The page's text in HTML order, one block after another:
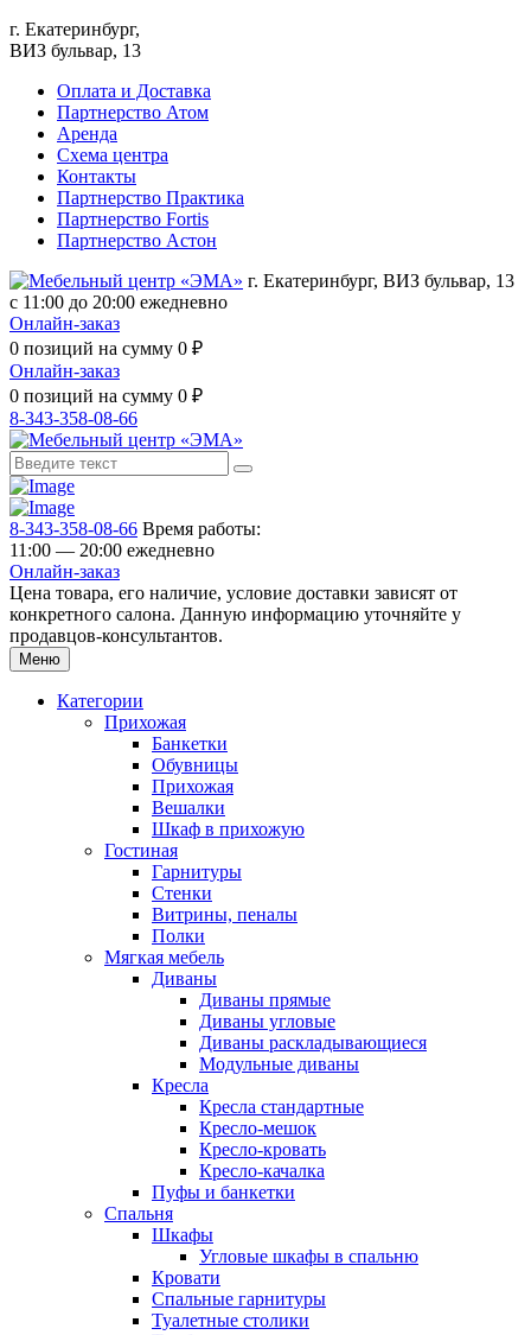
г. Екатеринбург,
ВИЗ бульвар, 13
Оплата и Доставка
Партнерство Атом
Аренда
Схема центра
Контакты
Партнерство Практика
Партнерство Fortis
Партнерство Астон
г. Екатеринбург, ВИЗ бульвар, 13
с 11:00 до 20:00 ежедневно
Онлайн-заказ
0 позиций на сумму 0 ₽
Онлайн-заказ
0 позиций на сумму 0 ₽
8-343-358-08-66
8-343-358-08-66 Время работы:
11:00 — 20:00 ежедневно
Онлайн-заказ
Цена товара, его наличие, условие доставки зависят от
конкретного салона. Данную информацию уточняйте у
продавцов-консультантов.
Меню
Категории
Прихожая
Банкетки
Обувницы
Прихожая
Вешалки
Шкаф в прихожую
Гостиная
Гарнитуры
Стенки
Витрины, пеналы
Полки
Мягкая мебель
Диваны
Диваны прямые
Диваны угловые
Диваны раскладывающиеся
Модульные диваны
Кресла
Кресла стандартные
Кресло-мешок
Кресло-кровать
Кресло-качалка
Пуфы и банкетки
Спальня
Шкафы
Угловые шкафы в спальню
Кровати
Спальные гарнитуры
Туалетные столики